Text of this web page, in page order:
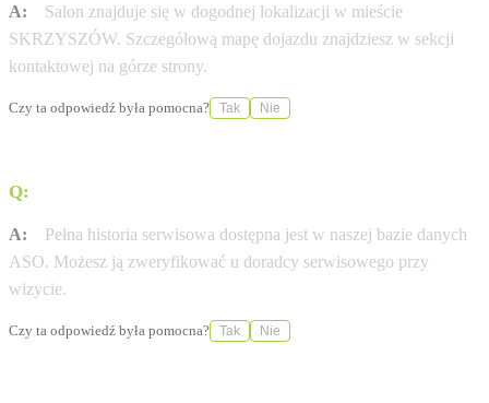
A:
Salon znajduje się w dogodnej lokalizacji w mieście
SKRZYSZÓW. Szczegółową mapę dojazdu znajdziesz w sekcji
kontaktowej na górze strony.
Czy ta odpowiedź była pomocna? Tak Nie
Q:
A:
Pełna historia serwisowa dostępna jest w naszej bazie danych
ASO. Możesz ją zweryfikować u doradcy serwisowego przy
wizycie.
Czy ta odpowiedź była pomocna? Tak Nie